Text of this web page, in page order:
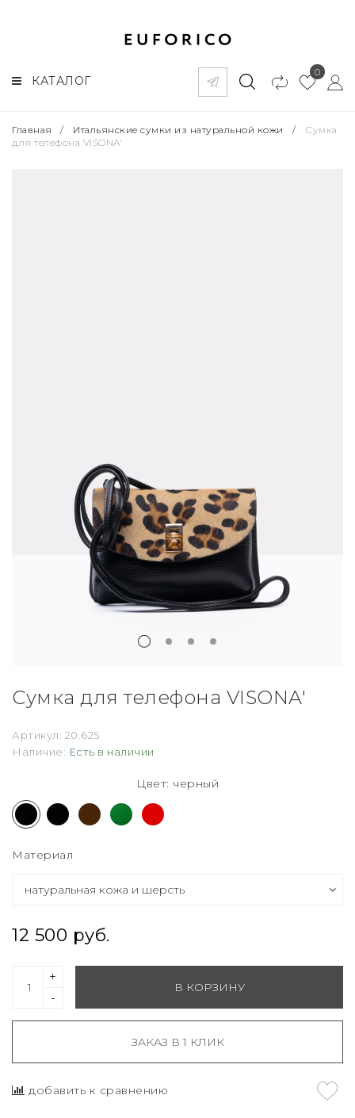
КАТАЛОГ
0
Главная / Итальянские сумки из натуральной кожи /
Сумка
для телефона VISONA'
Сумка для телефона VISONA'
Артикул: 20.625
Наличие: Есть в наличии
Цвет: черный
Материал
12 500 руб.
-
+
В КОРЗИНУ
ЗАКАЗ В 1 КЛИК
добавить к сравнению